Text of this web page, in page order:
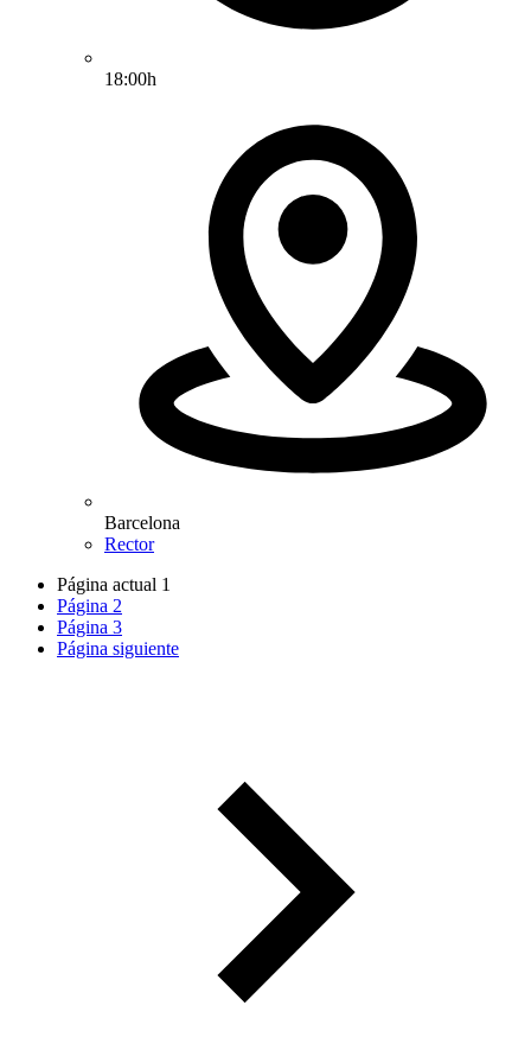
18:00h
Barcelona
Rector
Página actual 1
Página 2
Página 3
Página siguiente